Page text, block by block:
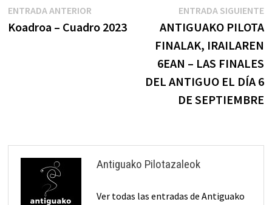
Navegación
de
ENTRADA ANTERIOR
anterior:
Koadroa – Cuadro 2023
ENTRADA SIGUIENTE
ANTIGUAKO PILOTA
FINALAK, IRAILAREN
6EAN – LAS FINALES
DEL ANTIGUO EL DÍA 6
DE SEPTIEMBRE
Antiguako Pilotazaleok
Ver todas las entradas de Antiguako